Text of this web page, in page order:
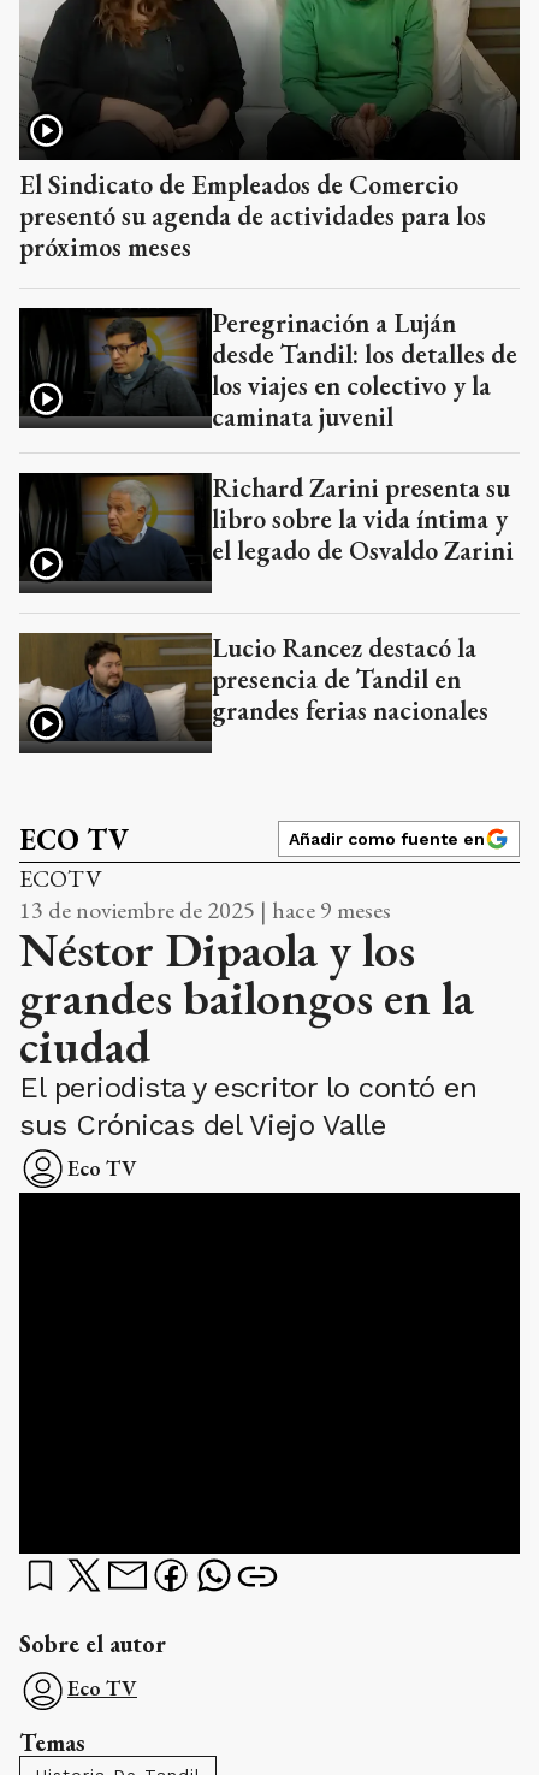
El Sindicato de Empleados de Comercio
presentó su agenda de actividades para los
próximos meses
Peregrinación a Luján
desde Tandil: los detalles de
los viajes en colectivo y la
caminata juvenil
Richard Zarini presenta su
libro sobre la vida íntima y
el legado de Osvaldo Zarini
Lucio Rancez destacó la
presencia de Tandil en
grandes ferias nacionales
ECO TV Añadir como fuente en
ECOTV
13 de noviembre de 2025 | hace 9 meses
Néstor Dipaola y los
grandes bailongos en la
ciudad
El periodista y escritor lo contó en
sus Crónicas del Viejo Valle
Eco TV
Sobre el autor
Eco TV
Temas